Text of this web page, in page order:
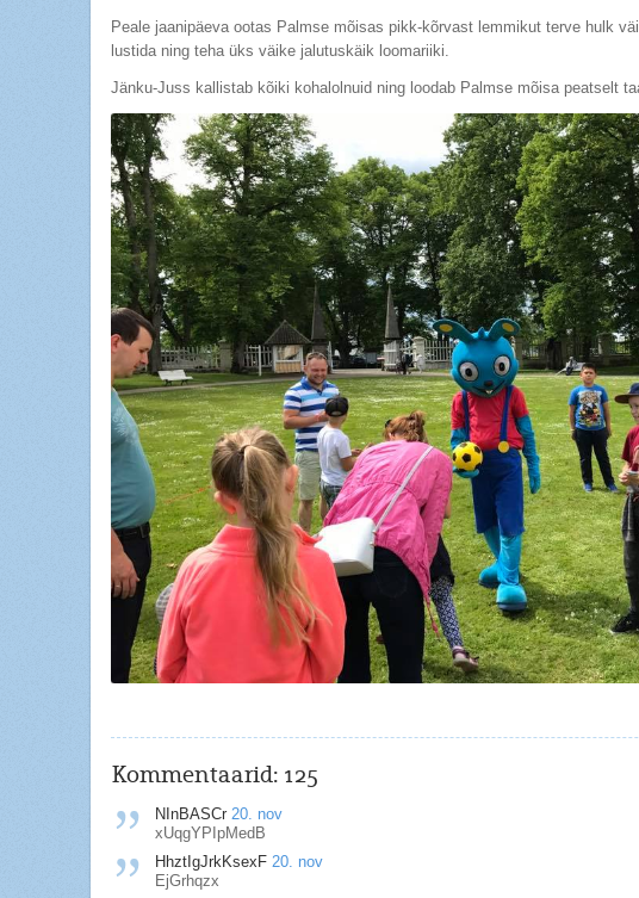
Peale jaanipäeva ootas Palmse mõisas pikk-kõrvast lemmikut terve hulk
lustida ning teha üks väike jalutuskäik loomariiki.
Jänku-Juss kallistab kõiki kohalolnuid ning loodab Palmse mõisa peatselt
Kommentaarid: 125
NInBASCr 20. nov
xUqgYPIpMedB
HhztIgJrkKsexF 20. nov
EjGrhqzx